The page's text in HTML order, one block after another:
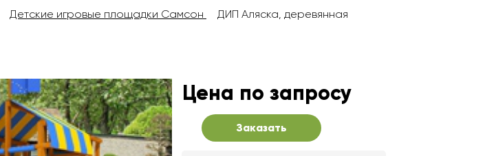
Детские игровые площадки Самсон ДИП Аляска, деревянная
Цена по запросу
Заказать